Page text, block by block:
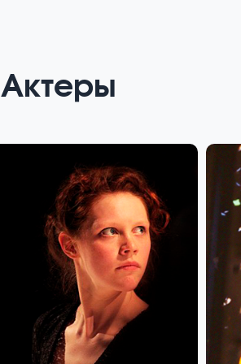
Актеры